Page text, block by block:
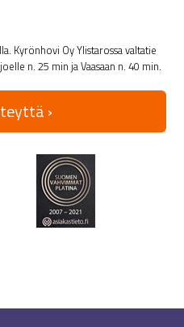
Kyrönhovi Oy Ylistarossa valtatie
n. 25 min ja Vaasaan n. 40 min.
›